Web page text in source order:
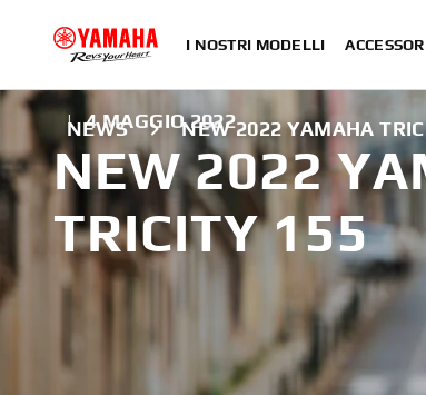
I NOSTRI MODELLI
NEWS NEW 2022 YAMAHA
| 4 MAGGIO 2022
NEW 2022
TRICITY 155